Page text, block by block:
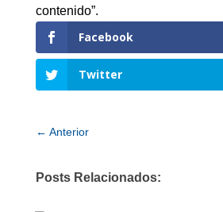
contenido”.
Facebook
Twitter
← Anterior
Posts Relacionados: